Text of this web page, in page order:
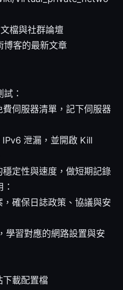
檔與社群論壇
博客的最新文章
：
伺服器清單，記下伺服器
泄漏，並開啟 Kill
定性與速度，做短期記錄
確保日誌政策、協議與安
學習對應的網路設置與安
下載配置檔